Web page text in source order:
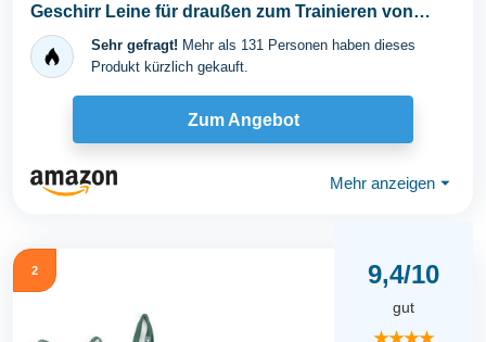
Geschirr Leine für draußen zum Trainieren von
Fliegen...Sehr gefragt! Mehr als 131 Personen haben dieses
Produkt kürzlich gekauft.
Zum Angebot
Mehr anzeigen ⏷
2 9,4/10
gut
★★★★